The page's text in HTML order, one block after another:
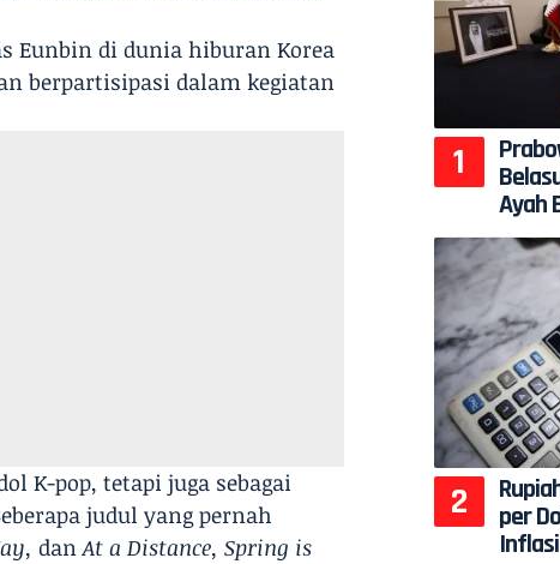
Eunbin di dunia hiburan Korea
berpartisipasi dalam kegiatan
K-pop, tetapi juga sebagai
judul yang pernah
danAt a Distance, Spring is
Ayah
per